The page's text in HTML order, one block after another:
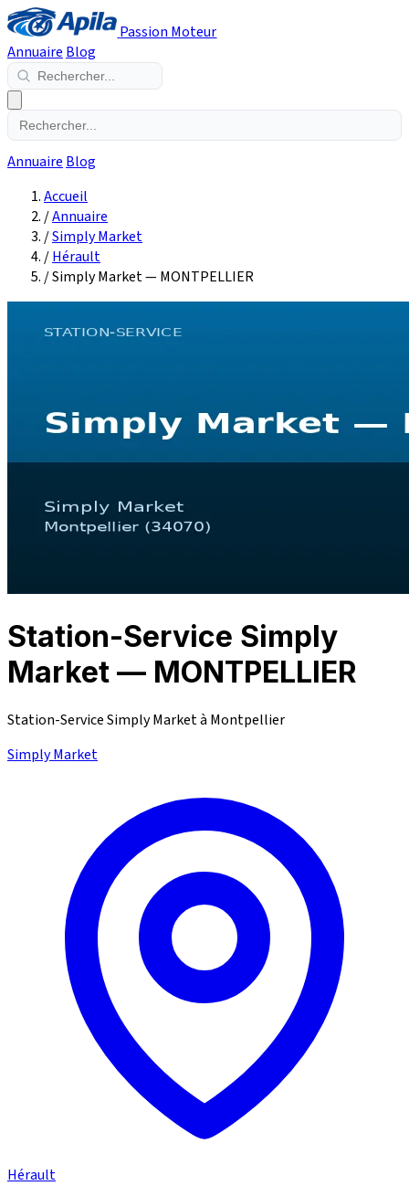
Passion Moteur
Annuaire Blog
Annuaire Blog
Accueil
/Annuaire
/Simply Market
/Hérault
/Simply Market — MONTPELLIER
Station-Service Simply
Market — MONTPELLIER
Station-Service Simply Market à Montpellier
Simply Market
Hérault